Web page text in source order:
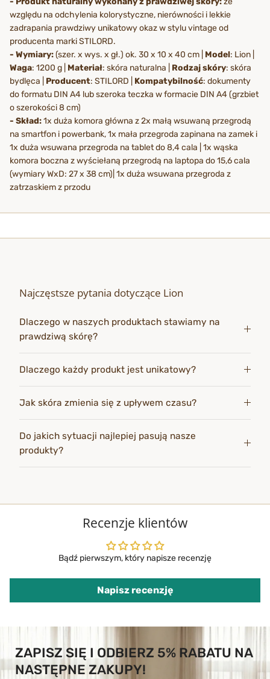
względu na odchylenia kolorystyczne, nierówności i lekkie
zadrapania prawdziwy unikatowy okaz w stylu vintage od
producenta marki STILORD.
- Wymiary:(szer. x wys. x gł.) ok. 30 x 10 x 40 cm | Model: Lion |
Waga: 1200 g | Materiał: skóra naturalna | Rodzaj skóry: skóra
bydlęca | Producent: STILORD | Kompatybilność: dokumenty
do formatu DIN A4 lub szeroka teczka w formacie DIN A4 (grzbiet
o szerokości 8 cm)
- Skład:1x duża komora główna z 2x małą wsuwaną przegrodą
na smartfon i powerbank, 1x mała przegroda zapinana na zamek i
1x duża wsuwana przegroda na tablet do 8,4 cala | 1x wąska
komora boczna z wyściełaną przegrodą na laptopa do 15,6 cala
(wymiary WxD: 27 x 38 cm)| 1x duża wsuwana przegroda z
zatrzaskiem z przodu
Najczęstsze pytania dotyczące Lion
Dlaczego w naszych produktach stawiamy na
prawdziwą skórę?
Dlaczego każdy produkt jest unikatowy?
Jak skóra zmienia się z upływem czasu?
Do jakich sytuacji najlepiej pasują nasze
produkty?
Recenzje klientów
Bądź pierwszym, który napisze recenzję
Napisz recenzję
ZAPISZ SIĘ I ODBIERZ 5% RABATU NA
NASTĘPNE ZAKUPY!